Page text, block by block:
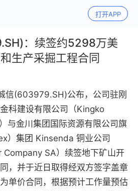
打开APP
：续签约5298万美
生产采掘工程合同
信(603979.SH)公布，公司驻刚
科建设有限公司（Kingko
与金川集团国际资源有限公司旗
）集团 Kinsenda 铜业公司
Company SA）续签地下矿山开
，并于近日取得经双方签字盖章
单价合同，根据预计工作量预估